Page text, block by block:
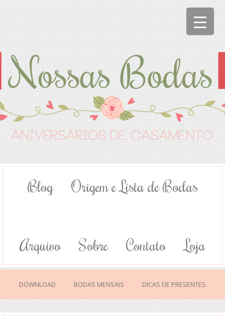
Blog Origem e Lista de Bodas
Arquivo Sobre Contato Loja
DOWNLOAD BODAS MENSAIS DICAS DE PRESENTES